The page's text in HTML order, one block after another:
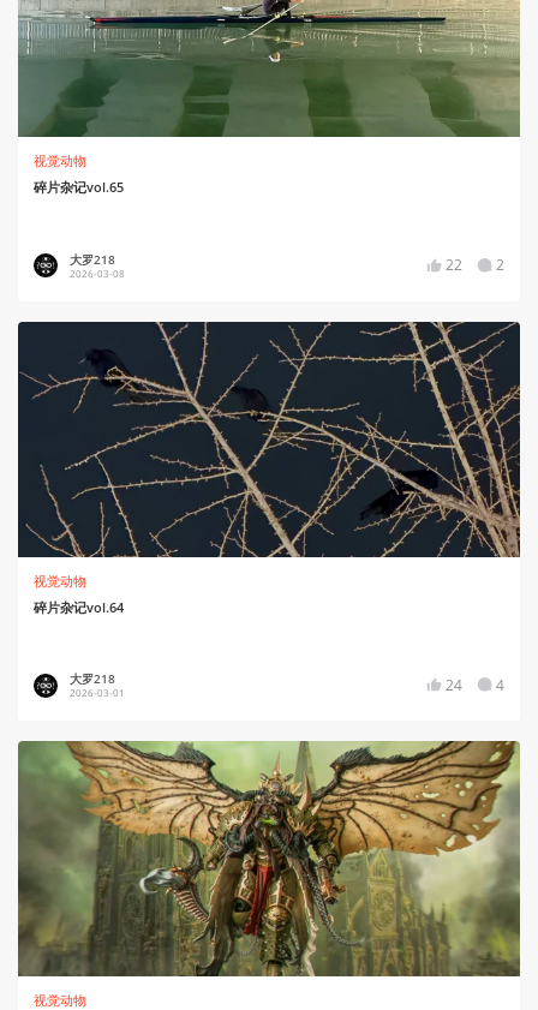
视觉动物
碎片杂记vol.65
大罗218
2026-03-08 22 2
视觉动物
碎片杂记vol.64
大罗218
2026-03-01 24 4
视觉动物